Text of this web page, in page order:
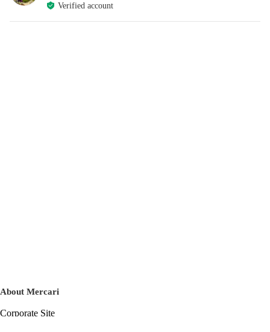
Verified account
About Mercari
Corporate Site